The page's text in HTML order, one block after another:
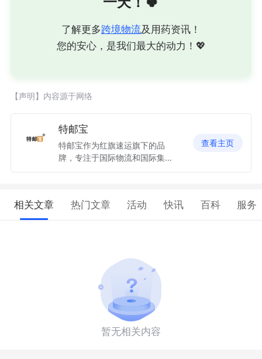
了解更多跨境物流及用药资讯！
您的安心，是我们最大的动力！💖
【声明】内容源于网络
特邮宝
特邮宝作为红旗速运旗下的品
牌，专注于国际物流和国际集运
专线运输，支持空运、海运、陆
有丰富的经验和专业知识，能够
为您量身定制最适合您的国际物
查看主页
相关文章 热门文章 活动 快讯 百科 服务
暂无相关内容